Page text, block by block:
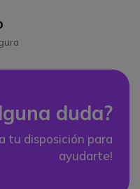
duda?
tu disposición para
ayudarte!